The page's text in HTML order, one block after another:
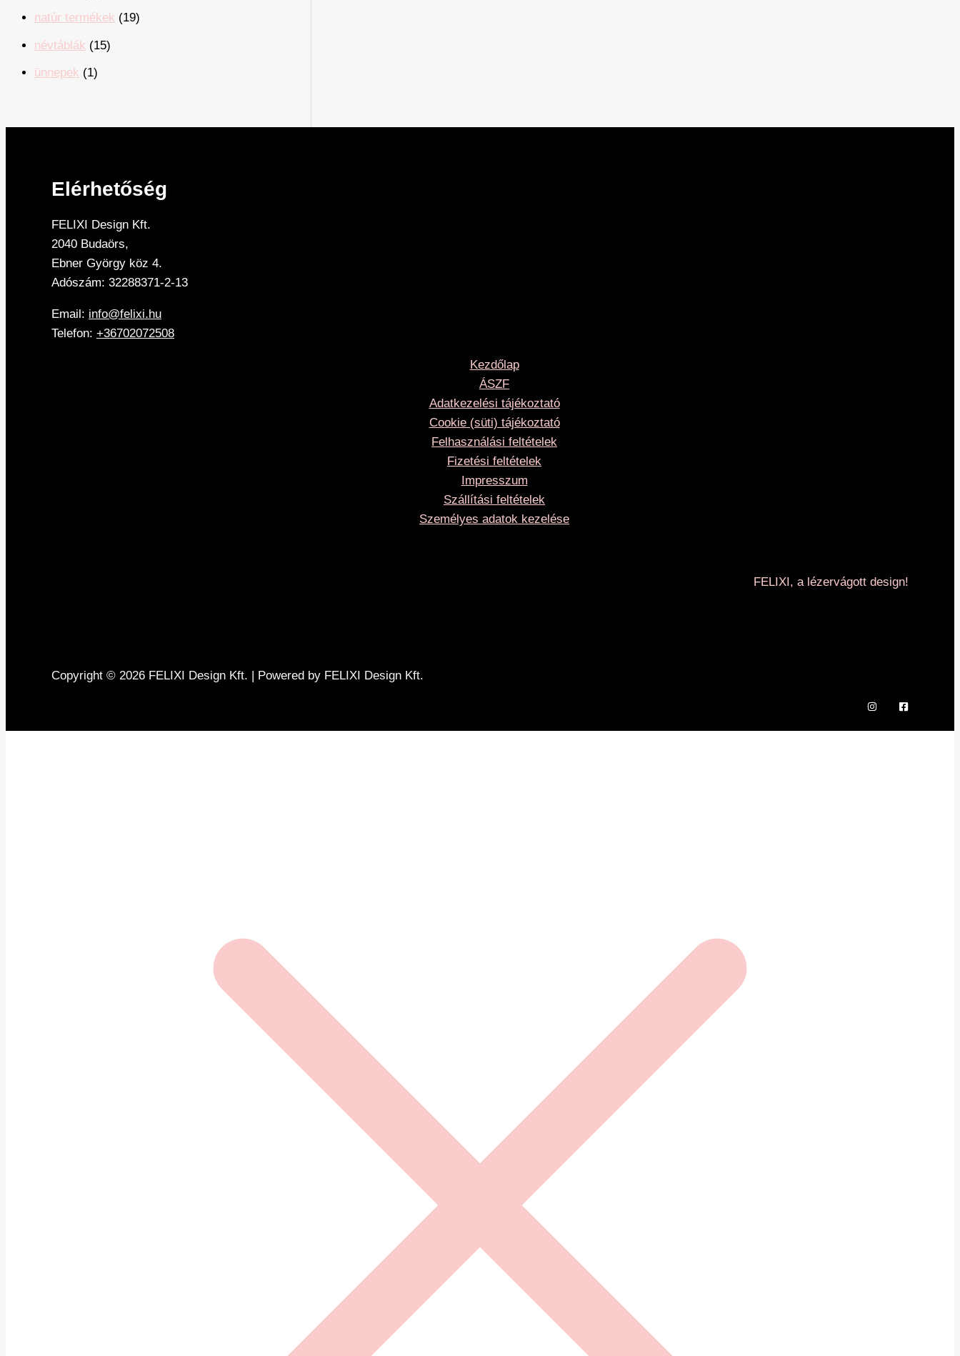
natúr termékek (19)
névtáblák (15)
ünnepek (1)
Elérhetőség
FELIXI Design Kft.
2040 Budaörs,
Ebner György köz 4.
Adószám: 32288371-2-13
Email: info@felixi.hu
Telefon: +36702072508
Kezdőlap
ÁSZF
Adatkezelési tájékoztató
Cookie (süti) tájékoztató
Felhasználási feltételek
Fizetési feltételek
Impresszum
Szállítási feltételek
Személyes adatok kezelése
FELIXI, a lézervágott design!
Copyright © 2026 FELIXI Design Kft. | Powered by FELIXI Design Kft.